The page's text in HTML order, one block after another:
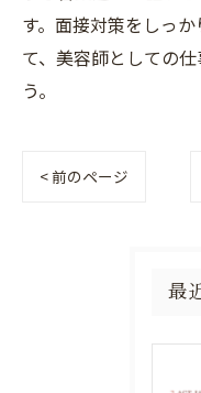
す。面接対策をしっ
て、美容師としての
う。
< 前のページ
最